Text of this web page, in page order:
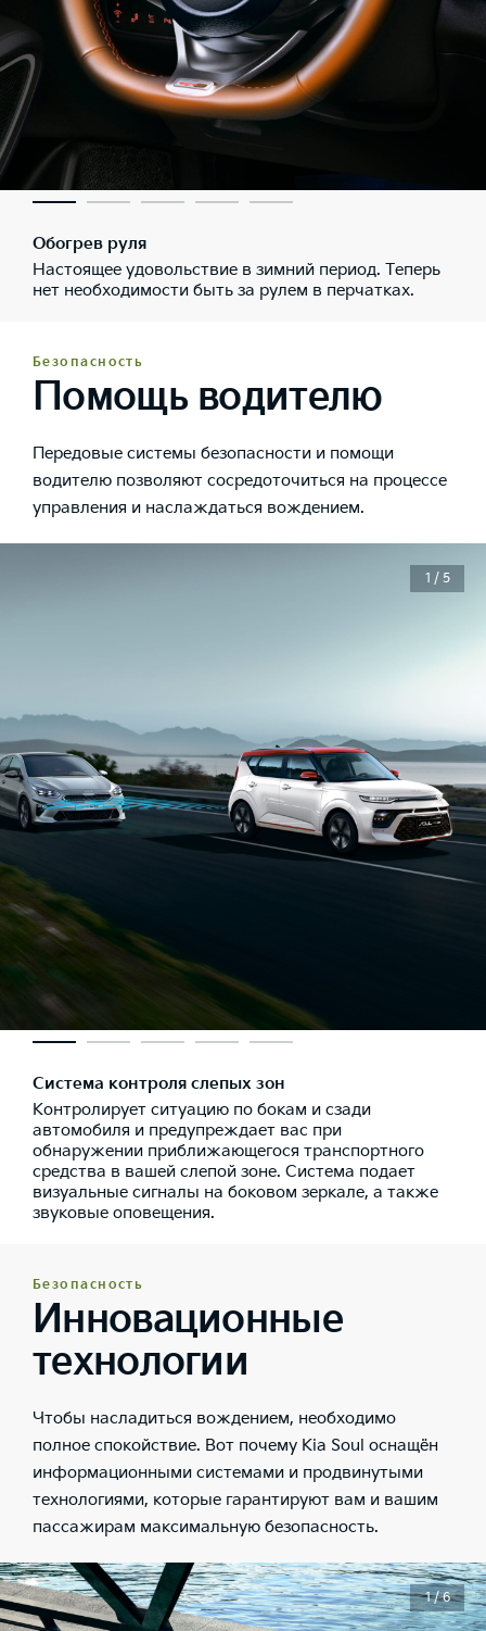
Обогрев руля
Настоящее удовольствие в зимний период. Теперь
нет необходимости быть за рулем в перчатках.
Безопасность
Помощь водителю
Передовые системы безопасности и помощи
водителю позволяют сосредоточиться на процессе
управления и наслаждаться вождением.
Система контроля слепых зон
Контролирует ситуацию по бокам и сзади
автомобиля и предупреждает вас при
обнаружении приближающегося транспортного
средства в вашей слепой зоне. Система подает
визуальные сигналы на боковом зеркале, а также
звуковые оповещения.
1 / 5
Безопасность
Инновационные
технологии
Чтобы насладиться вождением, необходимо
полное спокойствие. Вот почему Kia Soul оснащён
информационными системами и продвинутыми
технологиями, которые гарантируют вам и вашим
пассажирам максимальную безопасность.
1 / 6